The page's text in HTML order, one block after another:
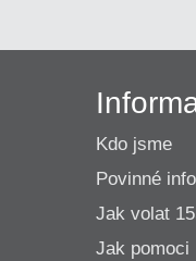
Kdo jsme
Povinné
Jak volat
Jak pomoci